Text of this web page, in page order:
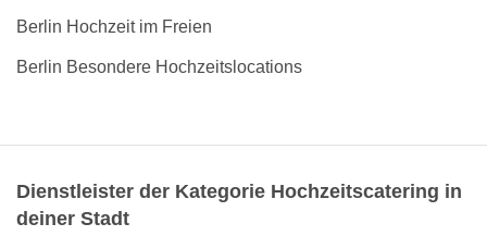
Berlin Hochzeit im Freien
Berlin Besondere Hochzeitslocations
Dienstleister der Kategorie Hochzeitscatering in
deiner Stadt